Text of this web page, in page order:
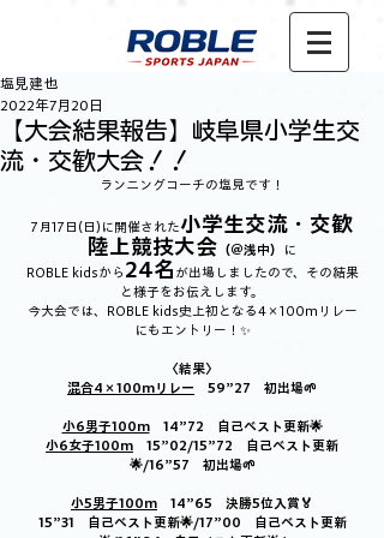
【大会結果報告】岐阜県小学生交
流・交歓大会！！
塩見建也
2022年7月20日
ランニングコーチの塩見です！
7月17日(日)に開催された小学生交流・交歓
陸上競技大会 （＠浅中）
に
ROBLE kidsから 24名 が出場しましたので、その結果
と様子をお伝えします。
今大会では、ROBLE kids史上初となる4×100mリレー
にもエントリー！✨
〈結果〉
混合4×100mリレー 59”27　初出場🌱
小6男子100m 14”72　自己ベスト更新🌟
小6女子100m 15”02/15”72　自己ベスト更新
🌟/16”57　初出場🌱
小5男子100m 14”65　決勝5位入賞🏅
15”31　自己ベスト更新🌟/17”00　自己ベスト更新